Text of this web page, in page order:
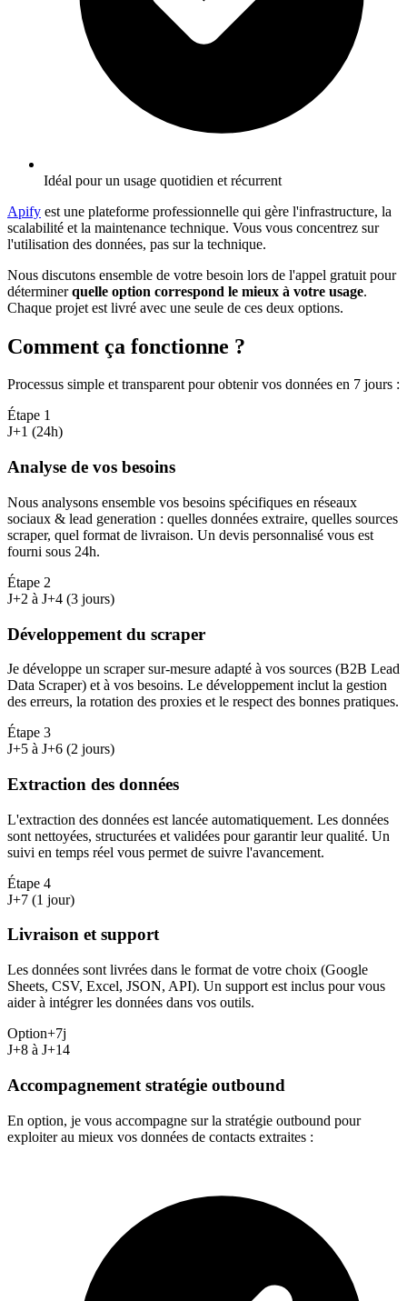
Idéal pour un usage quotidien et récurrent
Apify est une plateforme professionnelle qui gère l'infrastructure, la
scalabilité et la maintenance technique. Vous vous concentrez sur
l'utilisation des données, pas sur la technique.
Nous discutons ensemble de votre besoin lors de l'appel gratuit pour
déterminerquelle option correspond le mieux à votre usage.
Chaque projet est livré avec une seule de ces deux options.
Comment ça fonctionne ?
Processus simple et transparent pour obtenir vos données en 7 jours :
Étape 1
J+1 (24h)
Analyse de vos besoins
Nous analysons ensemble vos besoins spécifiques en réseaux
sociaux & lead generation : quelles données extraire, quelles sources
scraper, quel format de livraison. Un devis personnalisé vous est
fourni sous 24h.
Étape 2
J+2 à J+4 (3 jours)
Développement du scraper
Je développe un scraper sur-mesure adapté à vos sources (B2B Lead
Data Scraper) et à vos besoins. Le développement inclut la gestion
des erreurs, la rotation des proxies et le respect des bonnes pratiques.
Étape 3
J+5 à J+6 (2 jours)
Extraction des données
L'extraction des données est lancée automatiquement. Les données
sont nettoyées, structurées et validées pour garantir leur qualité. Un
suivi en temps réel vous permet de suivre l'avancement.
Étape 4
J+7 (1 jour)
Livraison et support
Les données sont livrées dans le format de votre choix (Google
Sheets, CSV, Excel, JSON, API). Un support est inclus pour vous
aider à intégrer les données dans vos outils.
Option+7j
J+8 à J+14
Accompagnement stratégie outbound
En option, je vous accompagne sur la stratégie outbound pour
exploiter au mieux vos données de contacts extraites :